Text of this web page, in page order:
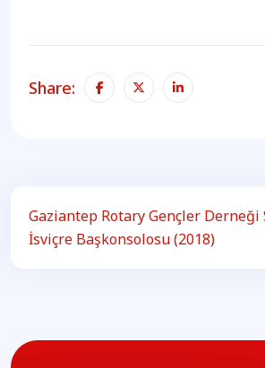
Share:
Gaziantep Rotary Gençler Derneği
İsviçre Başkonsolosu (2018)